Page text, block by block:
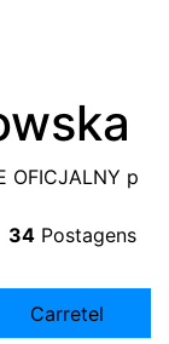
OFICJALNY p
34 Postagens
Carretel